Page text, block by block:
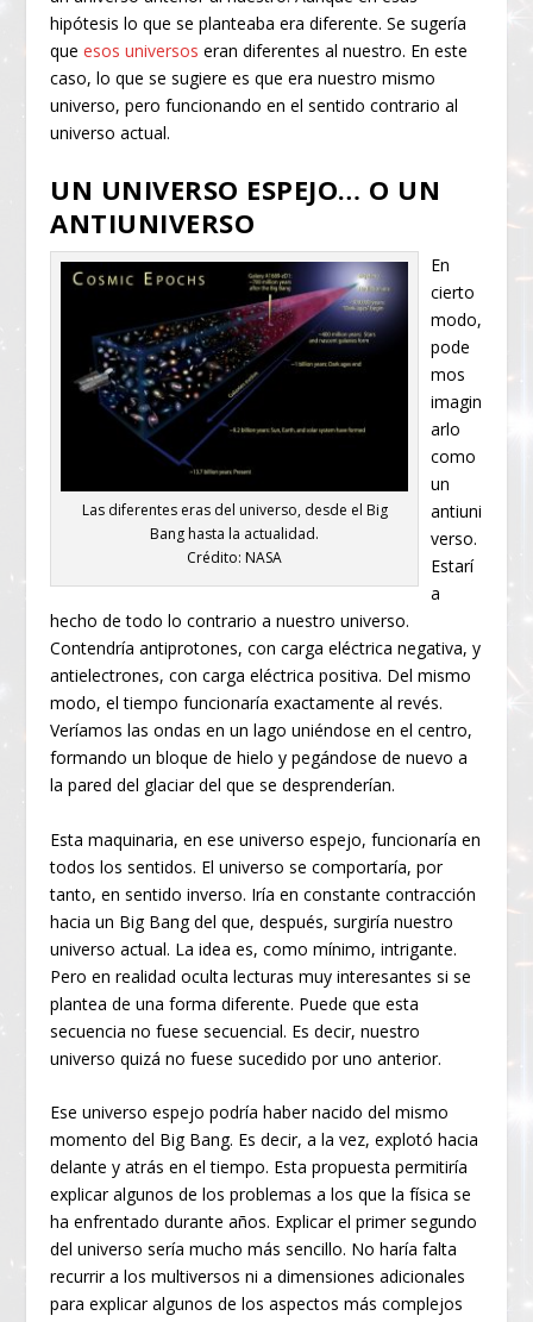
hipótesis lo que se planteaba era diferente. Se sugería
queesos universos eran diferentes al nuestro. En este
caso, lo que se sugiere es que era nuestro mismo
universo, pero funcionando en el sentido contrario al
universo actual.
UN UNIVERSO ESPEJO… O UN
ANTIUNIVERSO
Las diferentes eras del universo, desde el Big
Bang hasta la actualidad.
Crédito: NASA
En
cierto
modo,
pode
mos
imagin
arlo
como
un
antiuni
verso.
Estarí
a
hecho de todo lo contrario a nuestro universo.
Contendría antiprotones, con carga eléctrica negativa, y
antielectrones, con carga eléctrica positiva. Del mismo
modo, el tiempo funcionaría exactamente al revés.
Veríamos las ondas en un lago uniéndose en el centro,
formando un bloque de hielo y pegándose de nuevo a
la pared del glaciar del que se desprenderían.
Esta maquinaria, en ese universo espejo, funcionaría en
todos los sentidos. El universo se comportaría, por
tanto, en sentido inverso. Iría en constante contracción
hacia un Big Bang del que, después, surgiría nuestro
universo actual. La idea es, como mínimo, intrigante.
Pero en realidad oculta lecturas muy interesantes si se
plantea de una forma diferente. Puede que esta
secuencia no fuese secuencial. Es decir, nuestro
universo quizá no fuese sucedido por uno anterior.
Ese universo espejo podría haber nacido del mismo
momento del Big Bang. Es decir, a la vez, explotó hacia
delante y atrás en el tiempo. Esta propuesta permitiría
explicar algunos de los problemas a los que la física se
ha enfrentado durante años. Explicar el primer segundo
del universo sería mucho más sencillo. No haría falta
recurrir a los multiversos ni a dimensiones adicionales
para explicar algunos de los aspectos más complejos